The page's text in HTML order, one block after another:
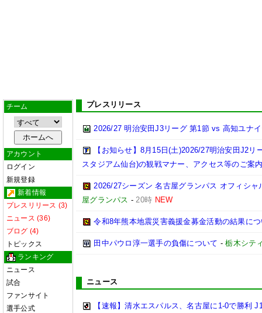
チーム
アカウント
ログイン
新規登録
新着情報
プレスリリース (3)
ニュース (36)
ブログ (4)
トピックス
ランキング
ニュース
試合
ファンサイト
選手公式
プレスリリース
2026/27 明治安田J3リーグ 第1節 vs 高知ユナ
【お知らせ】8月15日(土)2026/27明治安田J2
スタジアム仙台)の観戦マナー、アクセス等のご案
2026/27シーズン 名古屋グランパス オフィシ
屋グランパス -20時 NEW
令和8年熊本地震災害義援金募金活動の結果に
田中パウロ淳一選手の負傷について -栃木シテ
ニュース
【速報】清水エスパルス、名古屋に1-0で勝利